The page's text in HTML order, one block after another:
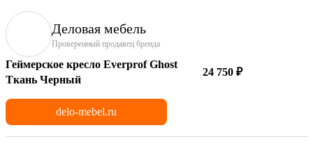
Деловая мебель
Проверенный продавец бренда
Геймерское кресло Everprof Ghost
Ткань Черный
24 750 ₽
delo-mebel.ru